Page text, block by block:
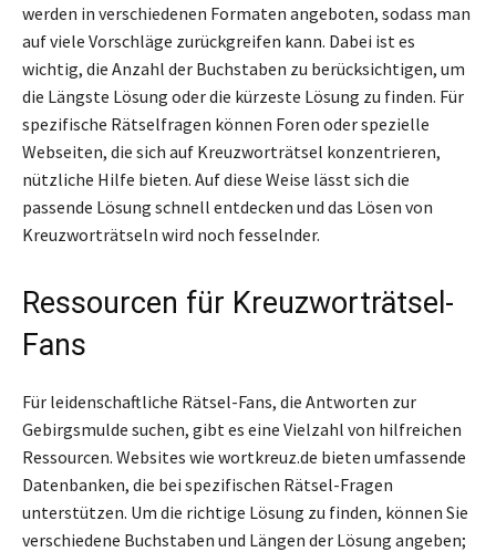
werden in verschiedenen Formaten angeboten, sodass man
auf viele Vorschläge zurückgreifen kann. Dabei ist es
wichtig, die Anzahl der Buchstaben zu berücksichtigen, um
die Längste Lösung oder die kürzeste Lösung zu finden. Für
spezifische Rätselfragen können Foren oder spezielle
Webseiten, die sich auf Kreuzworträtsel konzentrieren,
nützliche Hilfe bieten. Auf diese Weise lässt sich die
passende Lösung schnell entdecken und das Lösen von
Kreuzworträtseln wird noch fesselnder.
Ressourcen für Kreuzworträtsel-
Fans
Für leidenschaftliche Rätsel-Fans, die Antworten zur
Gebirgsmulde suchen, gibt es eine Vielzahl von hilfreichen
Ressourcen. Websites wie wortkreuz.de bieten umfassende
Datenbanken, die bei spezifischen Rätsel-Fragen
unterstützen. Um die richtige Lösung zu finden, können Sie
verschiedene Buchstaben und Längen der Lösung angeben;